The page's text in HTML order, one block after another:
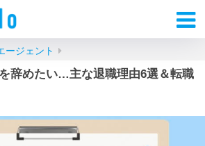
ージェント
辞めたい…主な退職理由6選＆転職